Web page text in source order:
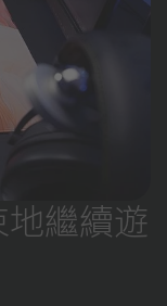
繼續遊